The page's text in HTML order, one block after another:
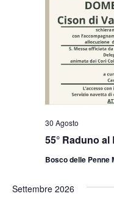
55° Raduno
30 Agosto
Bosco delle Penne
Settembre 2026